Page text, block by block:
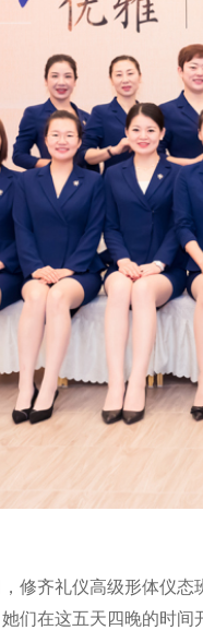
齐礼仪高级形体仪态
们在这五天四晚的时